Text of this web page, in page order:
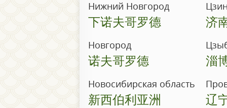
Нижний Новгород
下诺夫哥罗德 济
Новгород
诺夫哥罗德 淄
Новосибирская область
新西伯利亚洲 辽